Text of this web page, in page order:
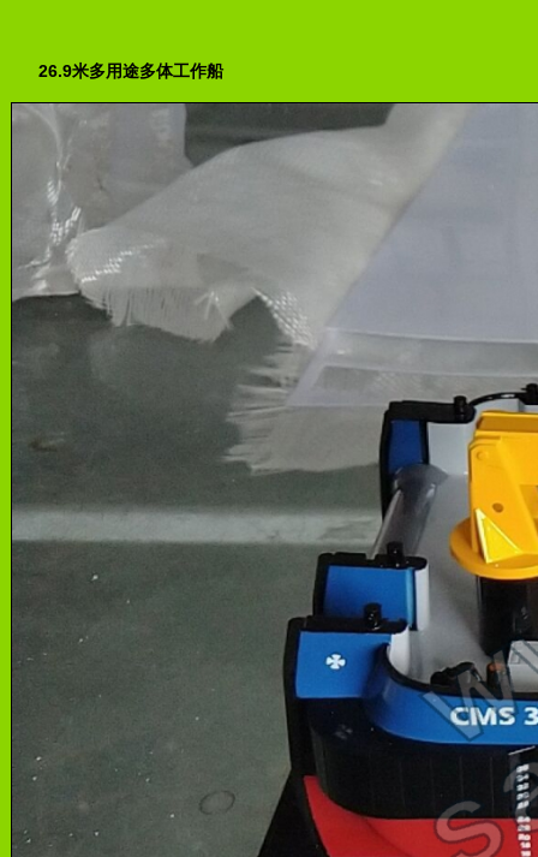
26.9米多用途多体工作船